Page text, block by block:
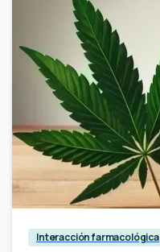
Interacción farmacológica